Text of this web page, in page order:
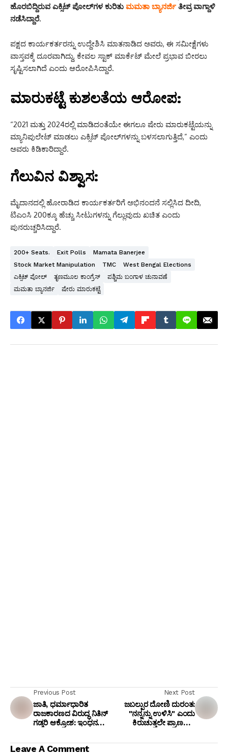
ಹೊರಬಿದ್ದಿರುವ ಎಕ್ಸಿಟ್ ಪೋಲ್‌ಗಳ ಕುರಿತು ಮಮತಾ ಬ್ಯಾನರ್ಜಿ ತೀವ್ರ ವಾಗ್ದಾಳಿ
ನಡೆಸಿದ್ದಾರೆ.
ಪಕ್ಷದ ಕಾರ್ಯಕರ್ತರನ್ನು ಉದ್ದೇಶಿಸಿ ಮಾತನಾಡಿದ ಅವರು, ಈ ಸಮೀಕ್ಷೆಗಳು
ವಾಸ್ತವಕ್ಕೆ ದೂರವಾಗಿದ್ದು, ಕೇವಲ ಸ್ಟಾಕ್ ಮಾರ್ಕೆಟ್ ಮೇಲೆ ಪ್ರಭಾವ ಬೀರಲು
ಸೃಷ್ಟಿಸಲಾಗಿದೆ ಎಂದು ಆರೋಪಿಸಿದ್ದಾರೆ.
ಮಾರುಕಟ್ಟೆ ಕುಶಲತೆಯ ಆರೋಪ:
“2021 ಮತ್ತು 2024ರಲ್ಲಿ ಮಾಡಿದಂತೆಯೇ ಈಗಲೂ ಷೇರು ಮಾರುಕಟ್ಟೆಯನ್ನು
ಮ್ಯಾನಿಪುಲೇಟ್ ಮಾಡಲು ಎಕ್ಸಿಟ್ ಪೋಲ್‌ಗಳನ್ನು ಬಳಸಲಾಗುತ್ತಿದೆ,” ಎಂದು
ಅವರು ಕಿಡಿಕಾರಿದ್ದಾರೆ.
ಗೆಲುವಿನ ವಿಶ್ವಾಸ:
ಮೈದಾನದಲ್ಲಿ ಹೋರಾಡಿದ ಕಾರ್ಯಕರ್ತರಿಗೆ ಅಭಿನಂದನೆ ಸಲ್ಲಿಸಿದ ದೀದಿ,
ಟಿಎಂಸಿ 200ಕ್ಕೂ ಹೆಚ್ಚು ಸೀಟುಗಳನ್ನು ಗೆಲ್ಲುವುದು ಖಚಿತ ಎಂದು
ಪುನರುಚ್ಚರಿಸಿದ್ದಾರೆ.
200+ Seats. Exit Polls
Mamata Banerjee
Stock Market Manipulation
TMC
West Bengal Elections
ಎಕ್ಸಿಟ್ ಪೋಲ್
ತೃಣಮೂಲ ಕಾಂಗ್ರೆಸ್
ಪಶ್ಚಿಮ ಬಂಗಾಳ ಚುನಾವಣೆ
ಮಮತಾ ಬ್ಯಾನರ್ಜಿ
ಷೇರು ಮಾರುಕಟ್ಟೆ
Previous Post
ಜಾತಿ, ಧರ್ಮಾಧಾರಿತ
ರಾಜಕಾರಣದ ವಿರುದ್ಧ ನಿತಿನ್
ಗಡ್ಕರಿ ಆಕ್ರೋಶ: ಇಂಧನ
ತಾರತಮ್ಯವಿಲ್ಲ ಎಂದ ಕೇಂದ್ರ
ಸಚಿವ
Next Post
ಜಬಲ್ಪುರ ದೋಣಿ ದುರಂತ:
"ನನ್ನನ್ನು ಉಳಿಸಿ" ಎಂದು
ಕಿರುಚುತ್ತಲೇ ಪ್ರಾಣಬಿಟ್ಟ
Leave A Comment